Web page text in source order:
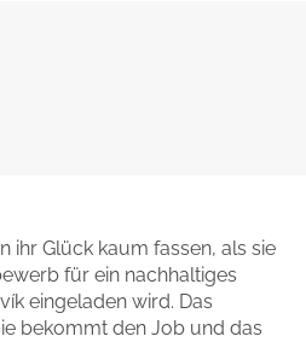
ihr Glück kaum fassen, als sie
für ein nachhaltiges
eingeladen wird. Das
bekommt den Job und das